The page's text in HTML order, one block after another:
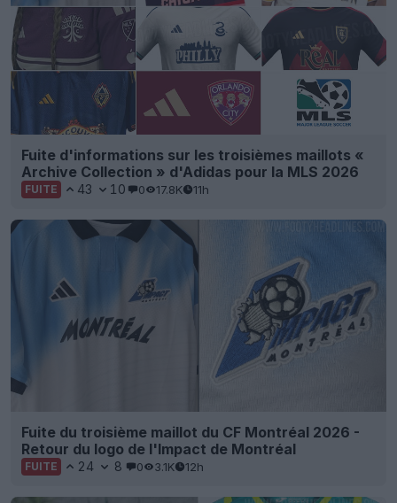
Fuite d'informations sur les troisièmes maillots «
Archive Collection » d'Adidas pour la MLS 2026
FUITE 43 10 0 17.8K 11h
Fuite du troisième maillot du CF Montréal 2026 -
Retour du logo de l'Impact de Montréal
FUITE 24 8 0 3.1K 12h